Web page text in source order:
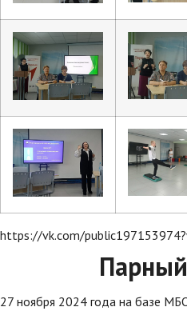
https://vk.com/
27 ноября 2024 года на базе